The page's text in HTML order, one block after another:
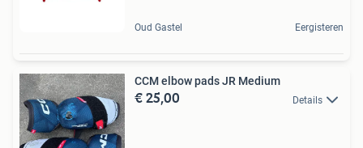
Oud Gastel Eergisteren
CCM elbow pads JR Medium
€ 25,00 Details